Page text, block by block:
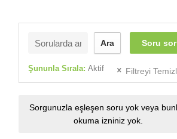
Soru sor
Ara
Şununla Sırala: Aktif Filtreyi
Sorgunuzla eşleşen soru yok veya
okuma izniniz yok.